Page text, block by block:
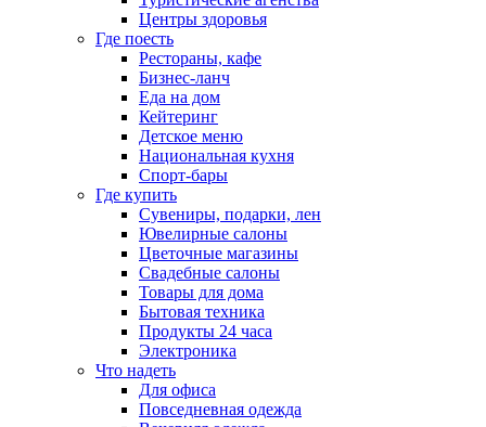
Центры здоровья
Где поесть
Рестораны, кафе
Бизнес-ланч
Еда на дом
Кейтеринг
Детское меню
Национальная кухня
Спорт-бары
Где купить
Сувениры, подарки, лен
Ювелирные салоны
Цветочные магазины
Свадебные салоны
Товары для дома
Бытовая техника
Продукты 24 часа
Электроника
Что надеть
Для офиса
Повседневная одежда